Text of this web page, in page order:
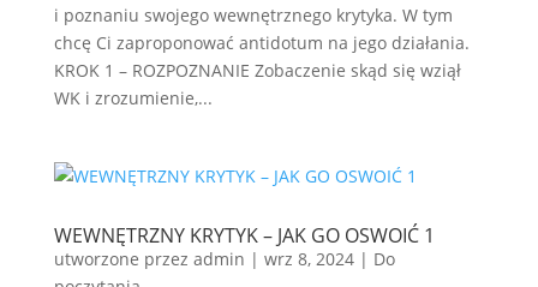
i poznaniu swojego wewnętrznego krytyka. W tym
chcę Ci zaproponować antidotum na jego działania.
KROK 1 – ROZPOZNANIE Zobaczenie skąd się wziął
WK i zrozumienie,...
WEWNĘTRZNY KRYTYK – JAK GO OSWOIĆ 1
utworzone przez admin | wrz 8, 2024| Do